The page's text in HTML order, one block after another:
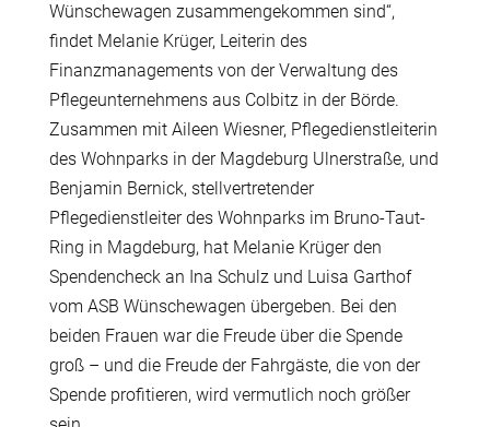
Wünschewagen zusammengekommen sind“,
findet Melanie Krüger, Leiterin des
Finanzmanagements von der Verwaltung des
Pflegeunternehmens aus Colbitz in der Börde.
Zusammen mit Aileen Wiesner, Pflegedienstleiterin
des Wohnparks in der Magdeburg Ulnerstraße, und
Benjamin Bernick, stellvertretender
Pflegedienstleiter des Wohnparks im Bruno-Taut-
Ring in Magdeburg, hat Melanie Krüger den
Spendencheck an Ina Schulz und Luisa Garthof
vom ASB Wünschewagen übergeben. Bei den
beiden Frauen war die Freude über die Spende
groß – und die Freude der Fahrgäste, die von der
Spende profitieren, wird vermutlich noch größer